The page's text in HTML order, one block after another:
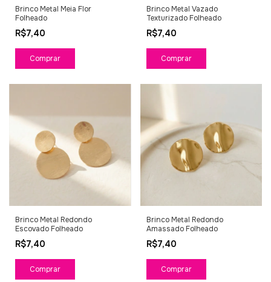
Brinco Metal Meia Flor
Folheado
R$7,40
Comprar
Brinco Metal Vazado
Texturizado Folheado
R$7,40
Comprar
Brinco Metal Redondo
Escovado Folheado
R$7,40
Comprar
Brinco Metal Redondo
Amassado Folheado
R$7,40
Comprar